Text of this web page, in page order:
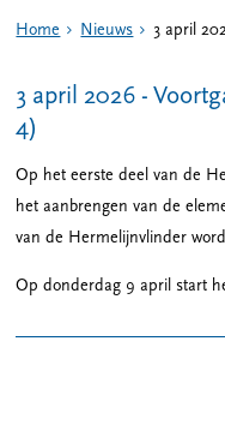
Home Nieuws 3 april
3 april 2026 -
4)
Op het eerste deel van de
het aanbrengen van de
van de Hermelijnvlinder
Op donderdag 9 april start